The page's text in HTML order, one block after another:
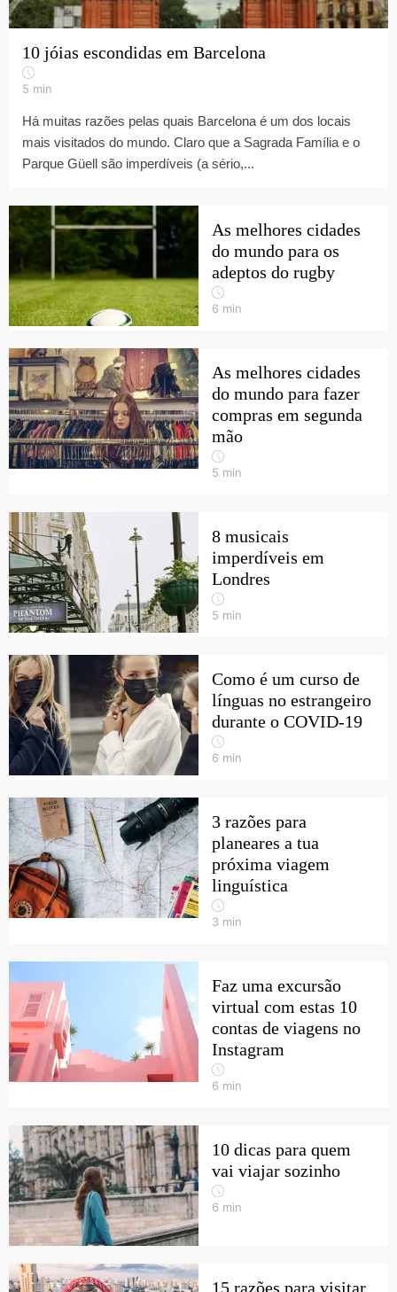
10 jóias escondidas em Barcelona
5 min
Há muitas razões pelas quais Barcelona é um dos locais
mais visitados do mundo. Claro que a Sagrada Família e o
Parque Güell são imperdíveis (a sério,...
As melhores cidades
do mundo para os
adeptos do rugby
6 min
As melhores cidades
do mundo para fazer
compras em segunda
mão
5 min
8 musicais
imperdíveis em
Londres
5 min
Como é um curso de
línguas no estrangeiro
durante o COVID-19
6 min
3 razões para
planeares a tua
próxima viagem
linguística
3 min
Faz uma excursão
virtual com estas 10
contas de viagens no
Instagram
6 min
10 dicas para quem
vai viajar sozinho
6 min
15 razões para visitar